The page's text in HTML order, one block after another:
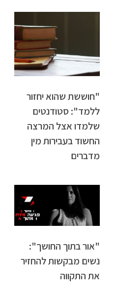
"חוששת שהוא יחזור
ללמד": סטודנטים
שלמדו אצל המרצה
החשוד בעבירות מין
מדברים
"אור בתוך החושך":
נשים מבקשות להחזיר
את התקווה